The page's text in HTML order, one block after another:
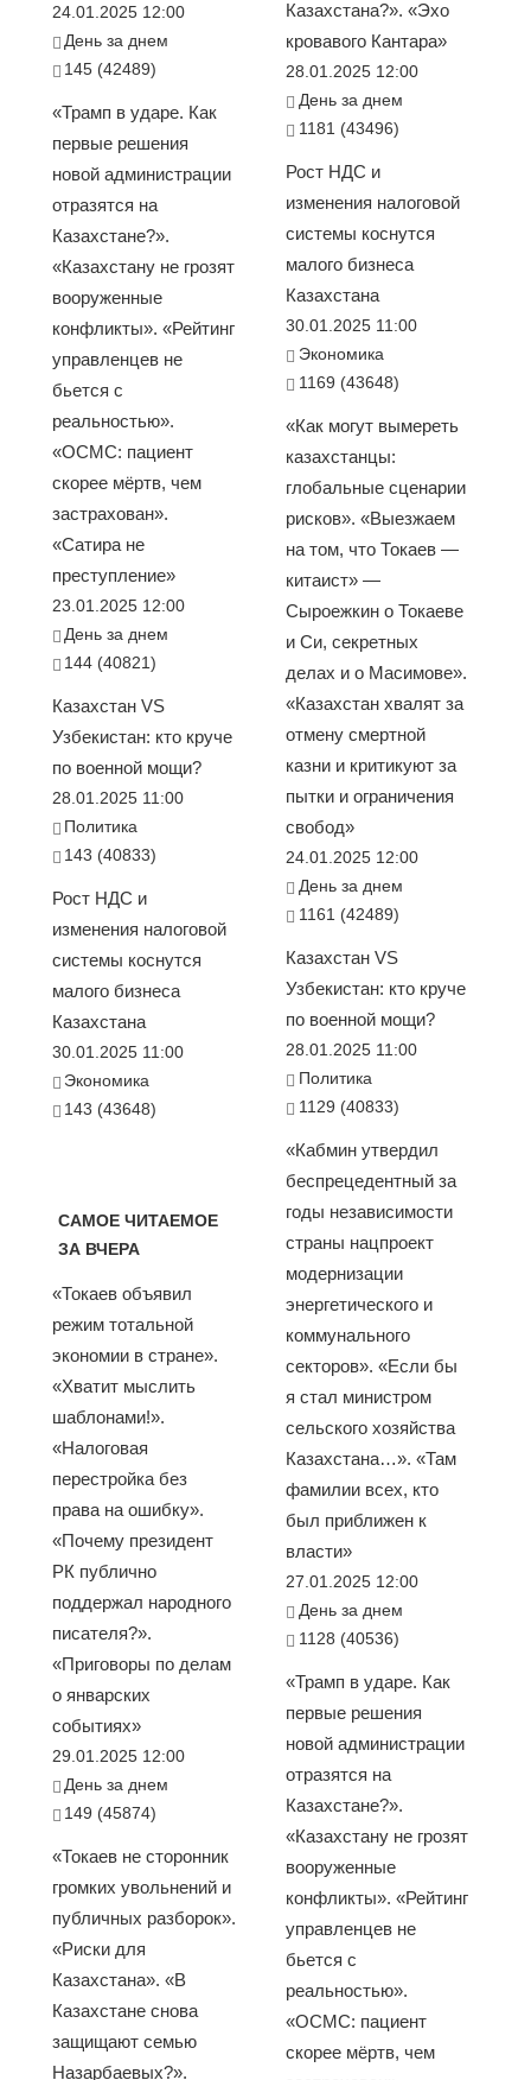
24.01.2025 12:00
День за днем
145 (42489)
«Трамп в ударе. Как
первые решения
новой администрации
отразятся на
Казахстане?».
«Казахстану не грозят
вооруженные
конфликты». «Рейтинг
управленцев не
бьется с
реальностью».
«ОСМС: пациент
скорее мёртв, чем
застрахован».
«Сатира не
преступление»
23.01.2025 12:00
День за днем
144 (40821)
Казахстан VS
Узбекистан: кто круче
по военной мощи?
28.01.2025 11:00
Политика
143 (40833)
Рост НДС и
изменения налоговой
системы коснутся
малого бизнеса
Казахстана
30.01.2025 11:00
Экономика
143 (43648)
САМОЕ ЧИТАЕМОЕ
ЗА ВЧЕРА
«Токаев объявил
режим тотальной
экономии в стране».
«Хватит мыслить
шаблонами!».
«Налоговая
перестройка без
права на ошибку».
«Почему президент
РК публично
поддержал народного
писателя?».
«Приговоры по делам
о январских
событиях»
29.01.2025 12:00
День за днем
149 (45874)
«Токаев не сторонник
громких увольнений и
публичных разборок».
«Риски для
Казахстана». «В
Казахстане снова
защищают семью
Назарбаевых?».
Казахстана?». «Эхо
кровавого Кантара»
28.01.2025 12:00
День за днем
1181 (43496)
Рост НДС и
изменения налоговой
системы коснутся
малого бизнеса
Казахстана
30.01.2025 11:00
Экономика
1169 (43648)
«Как могут вымереть
казахстанцы:
глобальные сценарии
рисков». «Выезжаем
на том, что Токаев —
китаист» —
Сыроежкин о Токаеве
и Си, секретных
делах и о Масимове».
«Казахстан хвалят за
отмену смертной
казни и критикуют за
пытки и ограничения
свобод»
24.01.2025 12:00
День за днем
1161 (42489)
Казахстан VS
Узбекистан: кто круче
по военной мощи?
28.01.2025 11:00
Политика
1129 (40833)
«Кабмин утвердил
беспрецедентный за
годы независимости
страны нацпроект
модернизации
энергетического и
коммунального
секторов». «Если бы
я стал министром
сельского хозяйства
Казахстана…». «Там
фамилии всех, кто
был приближен к
власти»
27.01.2025 12:00
День за днем
1128 (40536)
«Трамп в ударе. Как
первые решения
новой администрации
отразятся на
Казахстане?».
«Казахстану не грозят
вооруженные
конфликты». «Рейтинг
управленцев не
бьется с
реальностью».
«ОСМС: пациент
скорее мёртв, чем